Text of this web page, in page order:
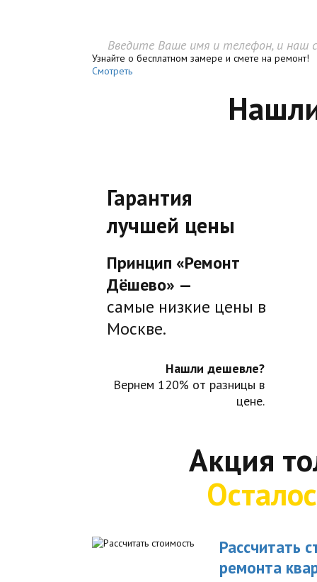
Введите Ваше имя и телефон, и наш
Узнайте о бесплатном замере и смете на ремонт!
Смотреть
Гарантия
лучшей цены
Принцип «Ремонт
Дёшево» —
самые низкие цены в
Москве.
Нашли дешевле?
Вернем 120% от разницы в
цене.
Акция
Рассчитать
ремонта